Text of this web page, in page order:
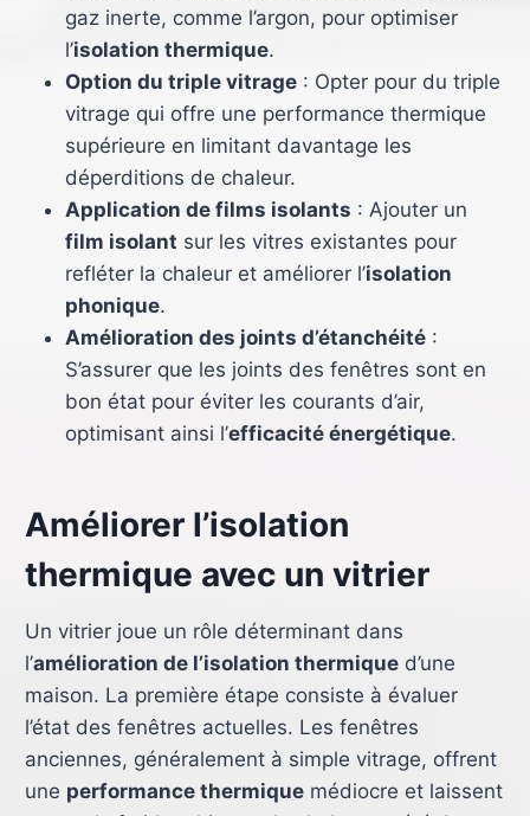
gaz inerte, comme l’argon, pour optimiser
l’isolation thermique.
Option du triple vitrage: Opter pour du triple
vitrage qui offre une performance thermique
supérieure en limitant davantage les
déperditions de chaleur.
Application de films isolants : Ajouter un
film isolant sur les vitres existantes pour
refléter la chaleur et améliorer l’isolation
phonique.
Amélioration des joints d’étanchéité:
S’assurer que les joints des fenêtres sont en
bon état pour éviter les courants d’air,
optimisant ainsi l’efficacité énergétique.
Améliorer l’isolation
thermique avec un vitrier
Un vitrier joue un rôle déterminant dans
l’amélioration de l’isolation thermiqued’une
maison. La première étape consiste à évaluer
l’état des fenêtres actuelles. Les fenêtres
anciennes, généralement à simple vitrage, offrent
une performance thermiquemédiocre et laissent